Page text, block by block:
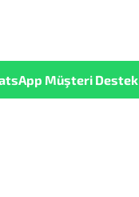
Müşteri Destek